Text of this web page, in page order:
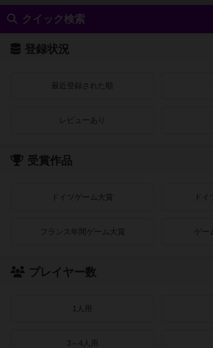
クイック検索
登録状況
最近登録された順
レビューあり
受賞作品
ドイツゲーム大賞 ドイ
フランス年間ゲーム大賞 ゲー
プレイヤー数
1人用
3～4人用